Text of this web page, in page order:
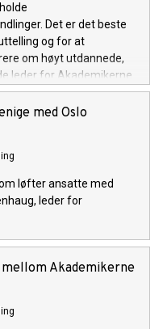
Det er det beste
og for at
om høyt utdannede,
leder for Akademikerne
med Oslo
løfter ansatte med
leder for
Akademikerne